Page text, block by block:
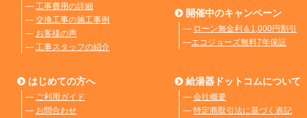
― 工事費用の詳細
― 交換工事の施工事例
― お客様の声
― 工事スタッフの紹介
開催中のキャンペーン
― ローン無金利＆1,000円割引
―エコジョーズ無料7年保証
はじめての方へ
― ご利用ガイド
― お問合わせ
給湯器ドットコムについて
― 会社概要
― 特定商取引法に基づく表記